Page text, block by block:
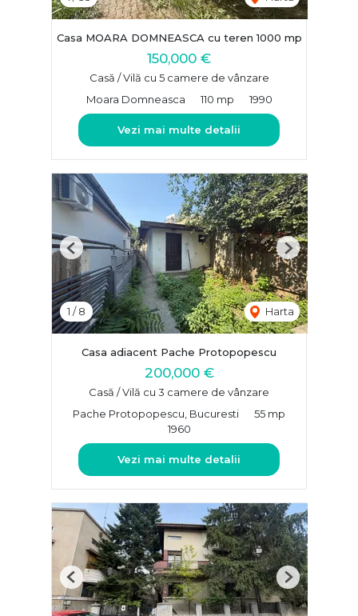
Casa MOARA DOMNEASCA cu teren 1000 mp
150,000 €
Casă / Vilă cu 5 camere de vânzare
Moara Domneasca
110 mp 1990
Vezi mai multe detalii
1 /8 Harta
Previous Next
Casa adiacent Pache Protopopescu
200,000 €
Casă / Vilă cu 3 camere de vânzare
Pache Protopopescu, Bucuresti
55 mp
1960
Vezi mai multe detalii
Previous Next